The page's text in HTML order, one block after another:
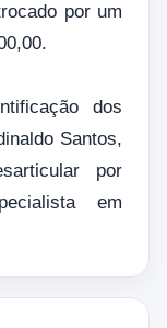
por um
dos
Santos,
por
em